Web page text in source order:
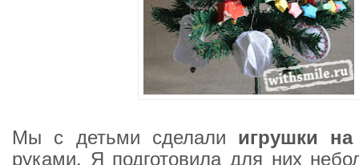
Мы с детьми сделали игрушки на
руками. Я подготовила для них